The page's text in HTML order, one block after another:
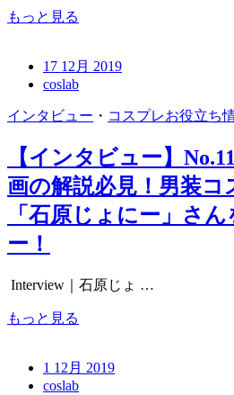
もっと見る
17 12月 2019
coslab
インタビュー ・ コスプレお役立ち
【インタビュー】
画の解説必見！男装コ
「石原じょにー」さ
ー！
Interview｜石原じょ …
もっと見る
1 12月 2019
coslab